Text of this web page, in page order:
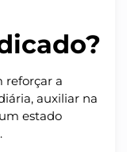
reforçar a
auxiliar na
estado